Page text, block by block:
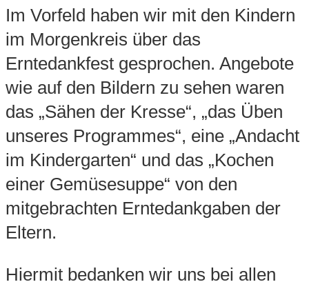
Im Vorfeld haben wir mit den Kindern
im Morgenkreis über das
Erntedankfest gesprochen. Angebote
wie auf den Bildern zu sehen waren
das „Sähen der Kresse“, „das Üben
unseres Programmes“, eine „Andacht
im Kindergarten“ und das „Kochen
einer Gemüsesuppe“ von den
mitgebrachten Erntedankgaben der
Eltern.
Hiermit bedanken wir uns bei allen